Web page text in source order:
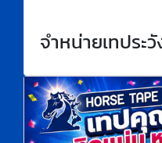
จำหน่ายเทประ